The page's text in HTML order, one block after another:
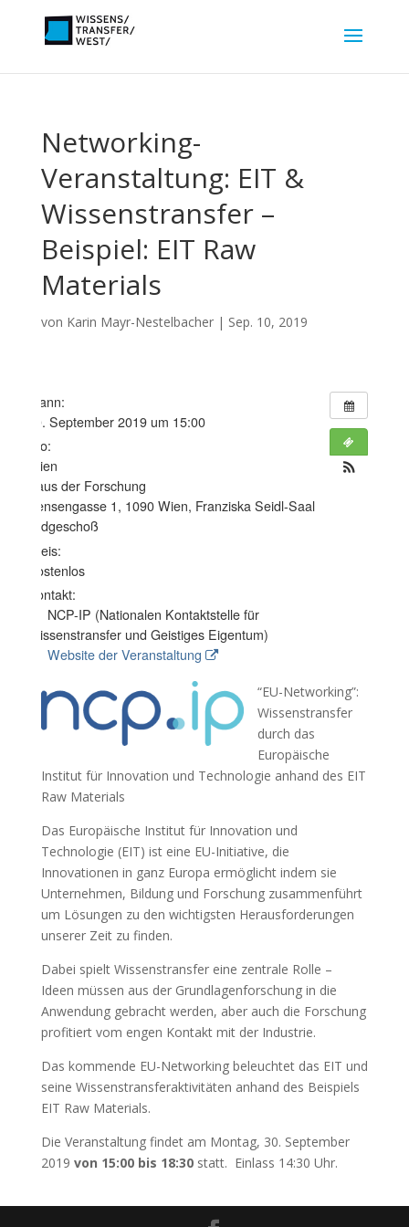
Networking-
Veranstaltung: EIT &
Wissenstransfer –
Beispiel: EIT Raw
Materials
von Karin Mayr-Nestelbacher| Sep. 10, 2019
Wann:
30. September 2019 um 15:00
Wo:
Wien
Haus der Forschung
Sensengasse 1, 1090 Wien, Franziska Seidl-Saal
Erdgeschoß
Preis:
Kostenlos
Kontakt:
NCP-IP (Nationalen Kontaktstelle für
Wissenstransfer und Geistiges Eigentum)
Website der Veranstaltung
“EU-Networking”:
Wissenstransfer
durch das
Europäische
Institut für Innovation und Technologie anhand des EIT
Raw Materials
Das Europäische Institut für Innovation und
Technologie (EIT) ist eine EU-Initiative, die
Innovationen in ganz Europa ermöglicht indem sie
Unternehmen, Bildung und Forschung zusammenführt
um Lösungen zu den wichtigsten Herausforderungen
unserer Zeit zu finden.
Dabei spielt Wissenstransfer eine zentrale Rolle –
Ideen müssen aus der Grundlagenforschung in die
Anwendung gebracht werden, aber auch die Forschung
profitiert vom engen Kontakt mit der Industrie.
Das kommende EU-Networking beleuchtet das EIT und
seine Wissenstransferaktivitäten anhand des Beispiels
EIT Raw Materials.
Die Veranstaltung findet am Montag, 30. September
2019 von 15:00 bis 18:30statt. Einlass 14:30 Uhr.